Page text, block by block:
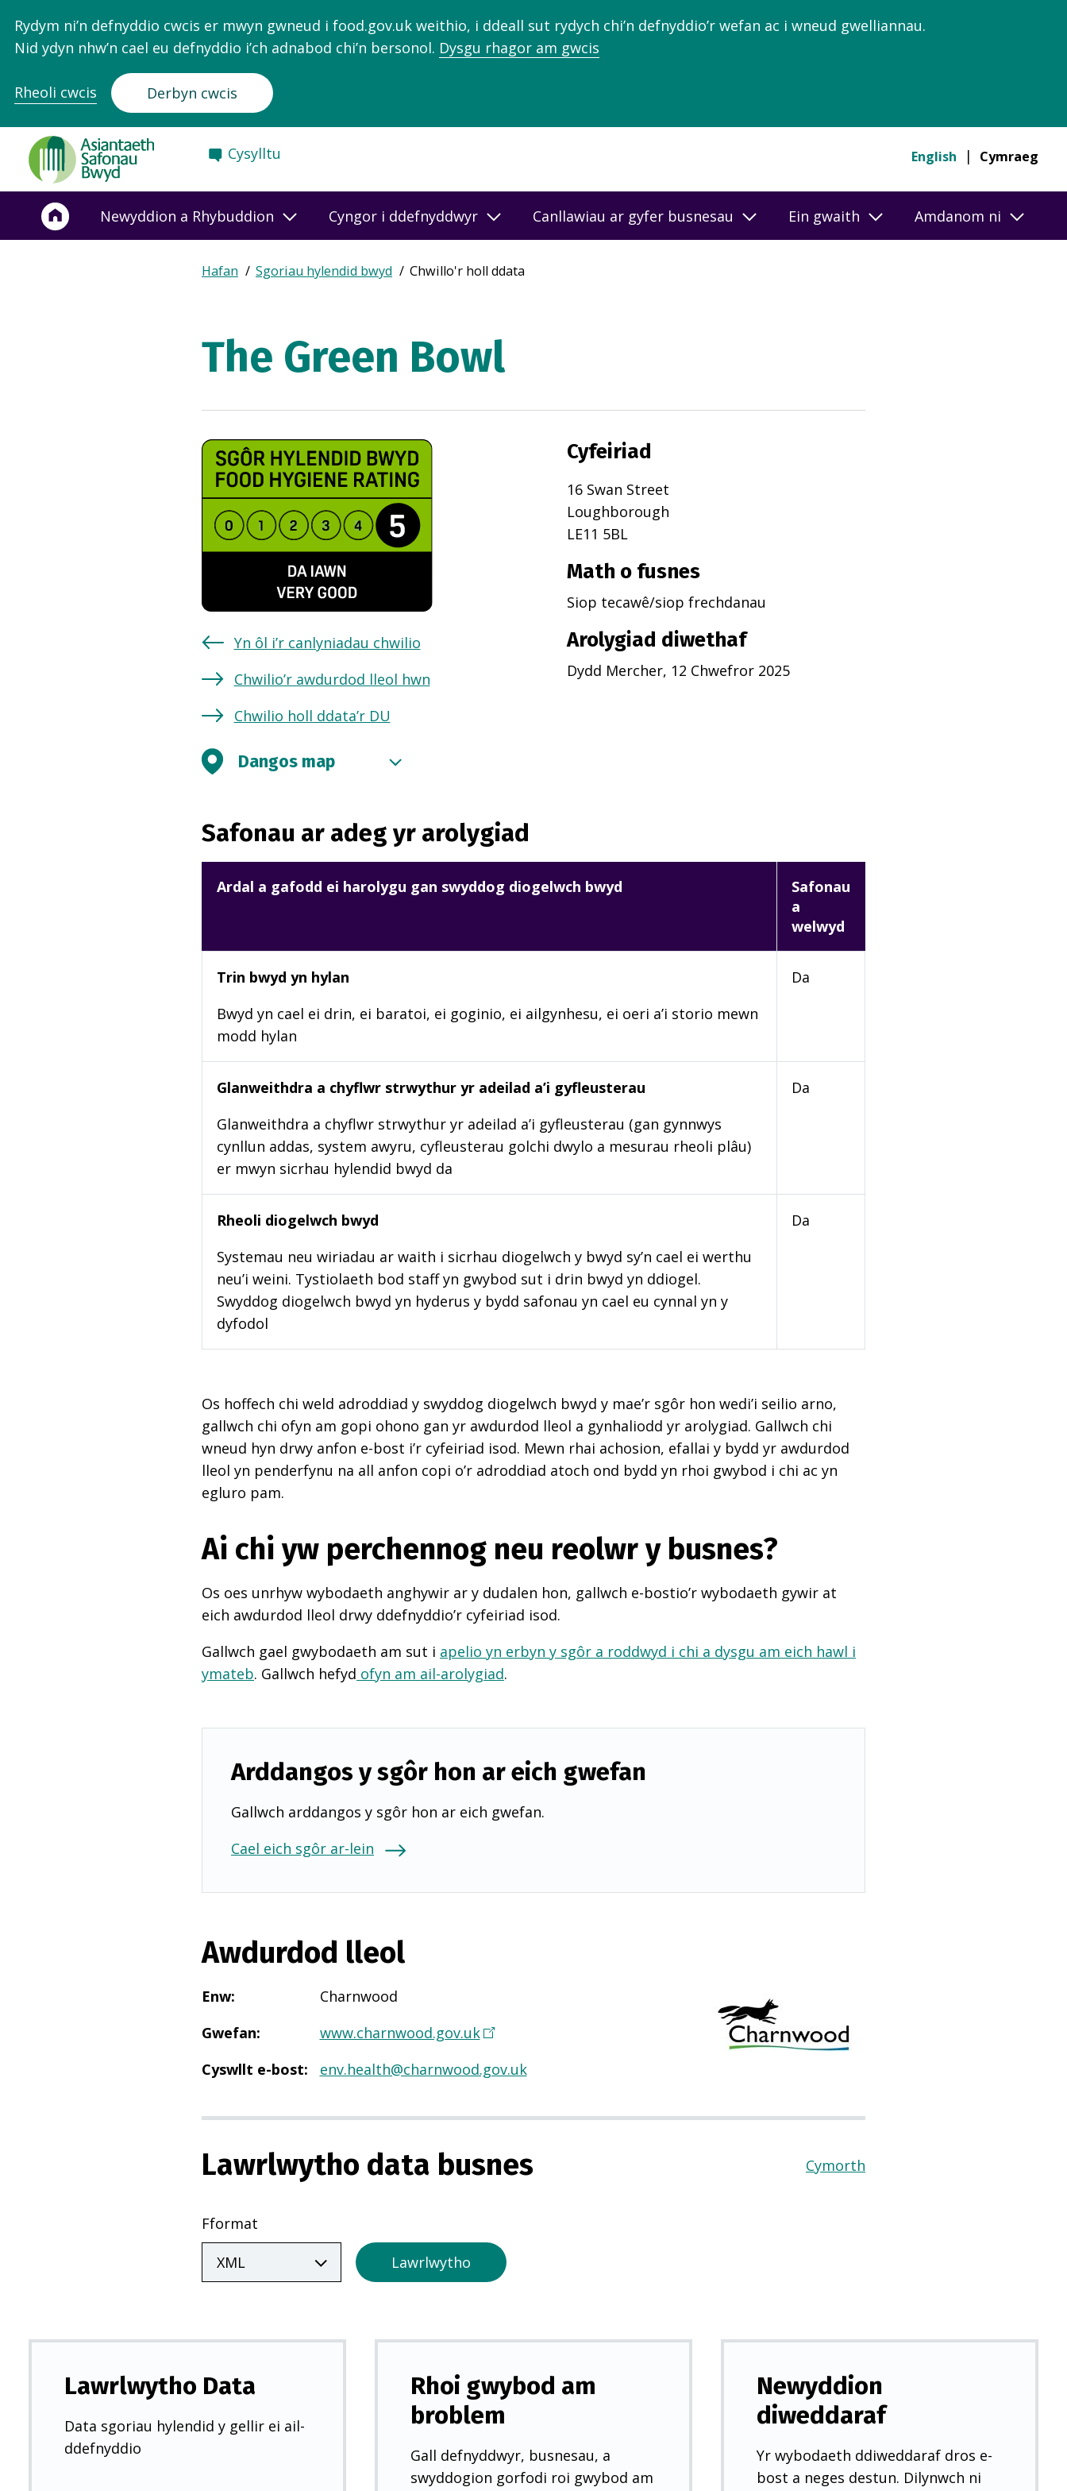
Rydym ni’n defnyddio cwcis er mwyn gwneud i food.gov.uk weithio, i ddeall sut rydych chi’n defnyddio’r wefan ac i wneud gwelliannau.
Nid ydyn nhw’n cael eu defnyddio i’ch adnabod chi’n bersonol. Dysgu rhagor am gwcis
Rheoli cwcis Derbyn cwcis
Food
Standards
Agency
Frontpage
Cysylltu English Cymraeg
Newyddion a Rhybuddion Cyngor i ddefnyddwyr Canllawiau ar gyfer busnesau Ein gwaith Amdanom ni
Breadcrumb
Expand
breadcrumb
Hafan Sgoriau hylendid bwyd Chwillo'r holl ddata
The Green Bowl
Yn ôl i’r canlyniadau chwilio
Chwilio’r awdurdod lleol hwn
Chwilio holl ddata’r DU
Cyfeiriad
16 Swan Street
Loughborough
LE11 5BL
Math o fusnes
Siop tecawê/siop frechdanau
Arolygiad diwethaf
Dydd Mercher, 12 Chwefror 2025
Dangos map
Safonau ar adeg yr arolygiad
Ardal a gafodd ei harolygu gan swyddog diogelwch bwyd
Safonau
a
welwyd
Trin bwyd yn hylan
Bwyd yn cael ei drin, ei baratoi, ei goginio, ei ailgynhesu, ei oeri a’i storio mewn
modd hylan
Da
Glanweithdra a chyflwr strwythur yr adeilad a’i gyfleusterau
Glanweithdra a chyflwr strwythur yr adeilad a’i gyfleusterau (gan gynnwys
cynllun addas, system awyru, cyfleusterau golchi dwylo a mesurau rheoli plâu)
er mwyn sicrhau hylendid bwyd da
Da
Rheoli diogelwch bwyd
Systemau neu wiriadau ar waith i sicrhau diogelwch y bwyd sy’n cael ei werthu
neu’i weini. Tystiolaeth bod staff yn gwybod sut i drin bwyd yn ddiogel.
Swyddog diogelwch bwyd yn hyderus y bydd safonau yn cael eu cynnal yn y
dyfodol
Da
Os hoffech chi weld adroddiad y swyddog diogelwch bwyd y mae’r sgôr hon wedi’i seilio arno,
gallwch chi ofyn am gopi ohono gan yr awdurdod lleol a gynhaliodd yr arolygiad. Gallwch chi
wneud hyn drwy anfon e-bost i’r cyfeiriad isod. Mewn rhai achosion, efallai y bydd yr awdurdod
lleol yn penderfynu na all anfon copi o’r adroddiad atoch ond bydd yn rhoi gwybod i chi ac yn
egluro pam.
Ai chi yw perchennog neu reolwr y busnes?
Os oes unrhyw wybodaeth anghywir ar y dudalen hon, gallwch e-bostio’r wybodaeth gywir at
eich awdurdod lleol drwy ddefnyddio’r cyfeiriad isod.
Gallwch gael gwybodaeth am sut i apelio yn erbyn y sgôr a roddwyd i chi a dysgu am eich hawl i
ymateb. Gallwch hefyd ofyn am ail-arolygiad.
Arddangos y sgôr hon ar eich gwefan
Gallwch arddangos y sgôr hon ar eich gwefan.
Cael eich sgôr ar-lein
Awdurdod lleol
Enw:
Charnwood
Gwefan: www.charnwood.gov.uk(
n
g
r
n
w
y
d
)
Cyswllt e-bost: env.health@charnwood.gov.uk
Lawrlwytho data busnes Cymorth
Fformat
Lawrlwytho
Lawrlwytho Data
Data sgoriau hylendid y gellir ei ail-
ddefnyddio
Rhoi gwybod am
broblem
Gall defnyddwyr, busnesau, a
swyddogion gorfodi roi gwybod am
Newyddion
diweddaraf
Yr wybodaeth ddiweddaraf dros e-
bost a neges destun. Dilynwch ni